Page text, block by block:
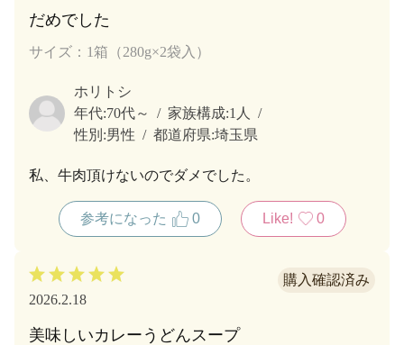
だめでした
サイズ：1箱（280g×2袋入）
ホリトシ
年代:70代～ 家族構成:1人
性別:男性 都道府県:埼玉県
私、牛肉頂けないのでダメでした。
参考になった 0 Like! 0
2026.2.18
美味しいカレーうどんスープ